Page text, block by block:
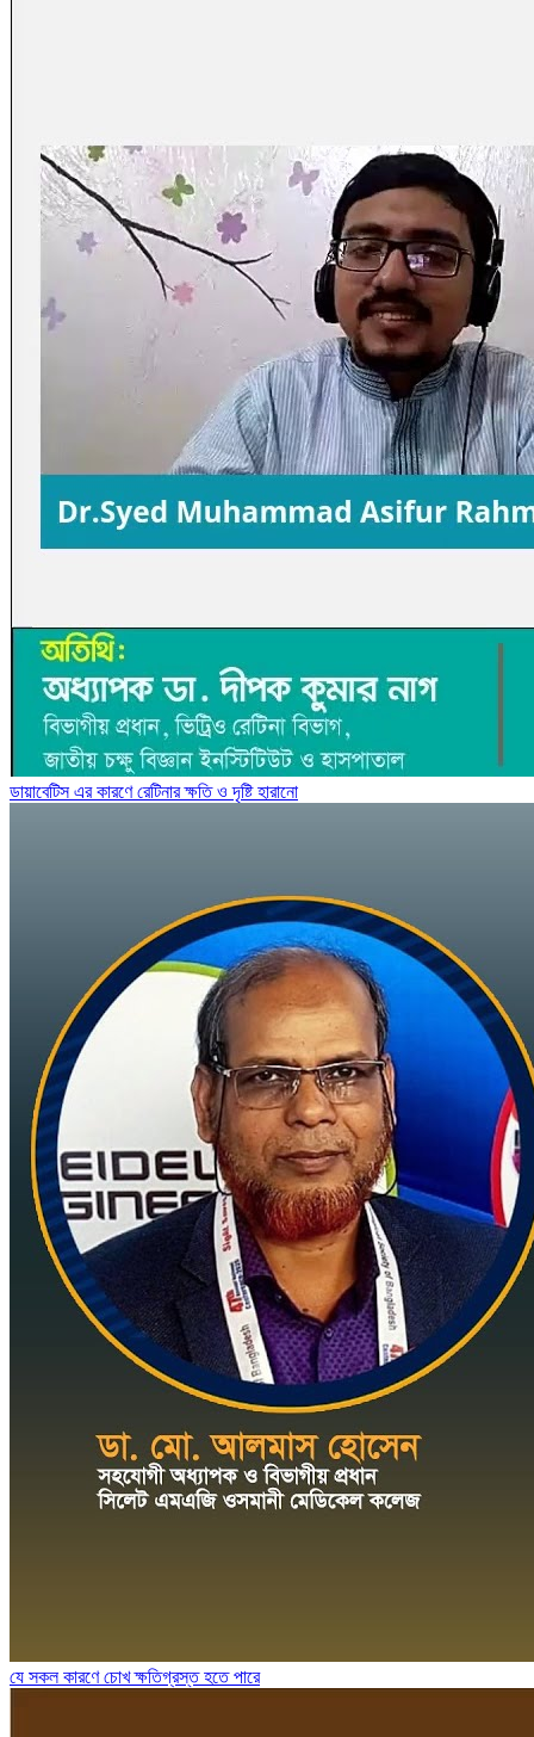
ডায়াবেটিস এর কারণে রেটিনার ক্ষতি ও দৃষ্টি হারানো
যে সকল কারণে চোখ ক্ষতিগ্রস্ত হতে পারে